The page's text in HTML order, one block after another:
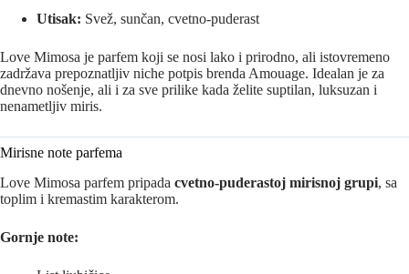
Utisak: Svež, sunčan, cvetno‑puderast
Love Mimosa je parfem koji se nosi lako i prirodno, ali istovremeno
zadržava prepoznatljiv niche potpis brenda Amouage. Idealan je za
dnevno nošenje, ali i za sve prilike kada želite suptilan, luksuzan i
nenametljiv miris.
Mirisne note parfema
Love Mimosa parfem pripada cvetno-puderastoj mirisnoj grupi, sa
toplim i kremastim karakterom.
Gornje note: